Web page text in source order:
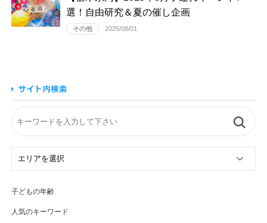
選！自由研究＆夏の催し企画
その他 2025/08/01
子どもの年齢
人気のキーワード